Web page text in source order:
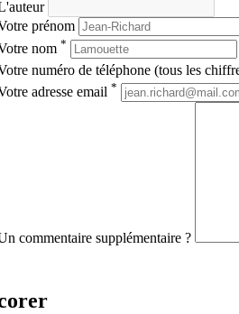
prénom
nom *
numéro de téléphone (tous les
adresse email *
commentaire supplémentaire ?